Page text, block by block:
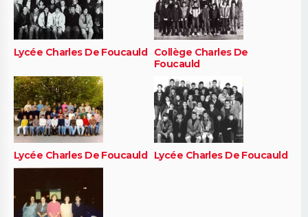
Lycée Charles De Foucauld
Collège Charles De
Foucauld
Lycée Charles De Foucauld Lycée Charles De Foucauld